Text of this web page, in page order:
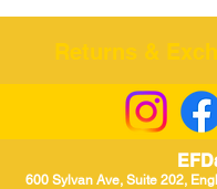
Returns &
600 Sylvan Ave, Suite 202,